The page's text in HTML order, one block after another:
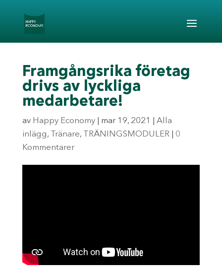
Framgångsrika företag
drivs av lyckliga
medarbetare!
av Happy Economy| mar 19, 2021
Alla
inlägg, Tränare, TRÄNINGSMODULER| 0
Kommentarer